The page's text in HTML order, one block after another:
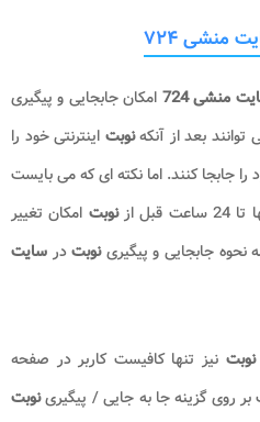
منشی ۷۲۴
منشی 724
امکان جابجایی و پیگیری
توانند بعد از آنکهنوبت اینترنتی خود را
را جابجا کنند. اما نکته ای که می بایست
از
نوبت امکان تغییر
نحوه جابجایی و پیگیرینوبتدر سایت
نوبتنیز تنها کافیست کاربر در صفحه
بر روی گزینه جا به جایی / پیگیرینوبت